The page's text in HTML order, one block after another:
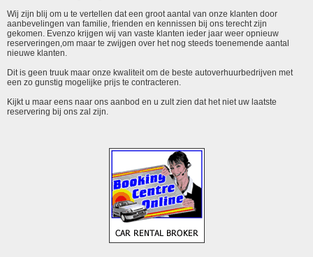
Wij zijn blij om u te vertellen dat een groot aantal van onze klanten door
aanbevelingen van familie, frienden en kennissen bij ons terecht zijn
gekomen. Evenzo krijgen wij van vaste klanten ieder jaar weer opnieuw
reserveringen,om maar te zwijgen over het nog steeds toenemende aantal
nieuwe klanten.
Dit is geen truuk maar onze kwaliteit om de beste autoverhuurbedrijven met
een zo gunstig mogelijke prijs te contracteren.
Kijkt u maar eens naar ons aanbod en u zult zien dat het niet uw laatste
reservering bij ons zal zijn.